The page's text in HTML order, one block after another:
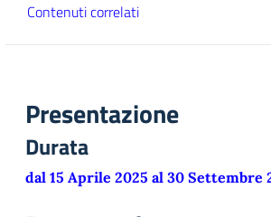
Contenuti correlati
Presentazione
Durata
dal 15 Aprile 2025 al 30 Settembre